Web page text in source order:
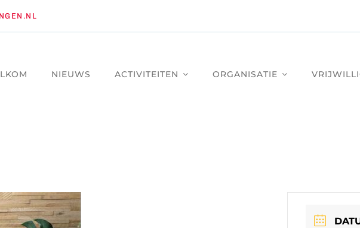
NIEUWS ACTIVITEITEN ORGANISATIE